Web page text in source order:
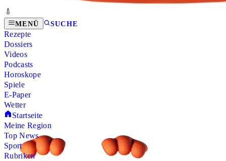
MENÜ SUCHE
Rezepte
Dossiers
Videos
Podcasts
Horoskope
Spiele
E-Paper
Wetter
Startseite
Meine Region
Top News
Sport
Rubriken